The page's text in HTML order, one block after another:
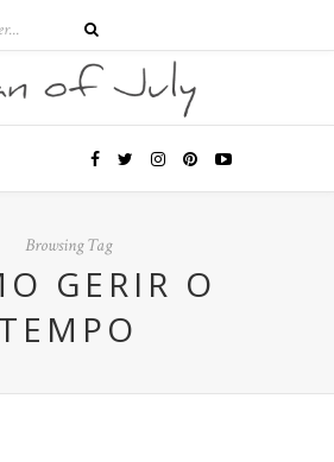
Browsing Tag
GERIR O
TEMPO